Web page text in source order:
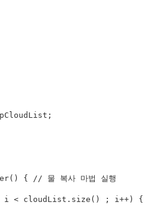
;
( ) { // 물 복사 마법 실행
i < cloudList . size ( ) ; i ++) {